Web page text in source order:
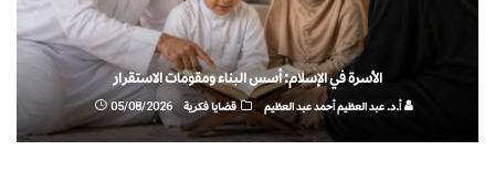
الأسرة في الإسلام: أسس البناء ومقومات الاستقرار
أ.د. عبد العظيم أحمد عبد العظيم قضايا فكرية 05/08/2026